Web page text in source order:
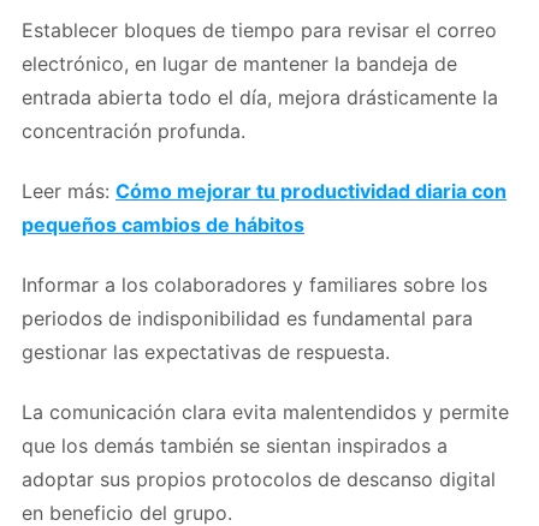
Establecer bloques de tiempo para revisar el correo
electrónico, en lugar de mantener la bandeja de
entrada abierta todo el día, mejora drásticamente la
concentración profunda.
Leer más: Cómo mejorar tu productividad diaria con
pequeños cambios de hábitos
Informar a los colaboradores y familiares sobre los
periodos de indisponibilidad es fundamental para
gestionar las expectativas de respuesta.
La comunicación clara evita malentendidos y permite
que los demás también se sientan inspirados a
adoptar sus propios protocolos de descanso digital
en beneficio del grupo.